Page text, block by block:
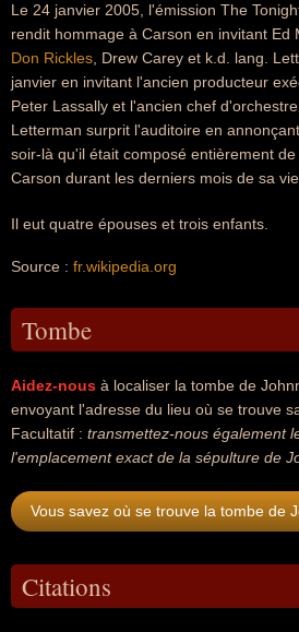
Le 24 janvier 2005, l'émission The
rendit hommage à Carson en invitant Ed
Don Rickles , Drew Carey et k.d. lang.
janvier en invitant l'ancien producteur
Peter Lassally et l'ancien chef d'orchestre
Letterman surprit l'auditoire en
soir-là qu'il était composé entièrement
Carson durant les derniers mois de sa vie.
Il eut quatre épouses et trois enfants.
Source : fr.wikipedia.org
Tombe
Aidez-nous à localiser la tombe de
envoyant l'adresse du lieu où se trouve
Facultatif : transmettez-nous également
l'emplacement exact de la sépulture de
Vous savez où se trouve la tombe de
Citations